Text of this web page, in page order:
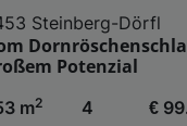
Steinberg-Dörfl
Potenzial
m2
4 €